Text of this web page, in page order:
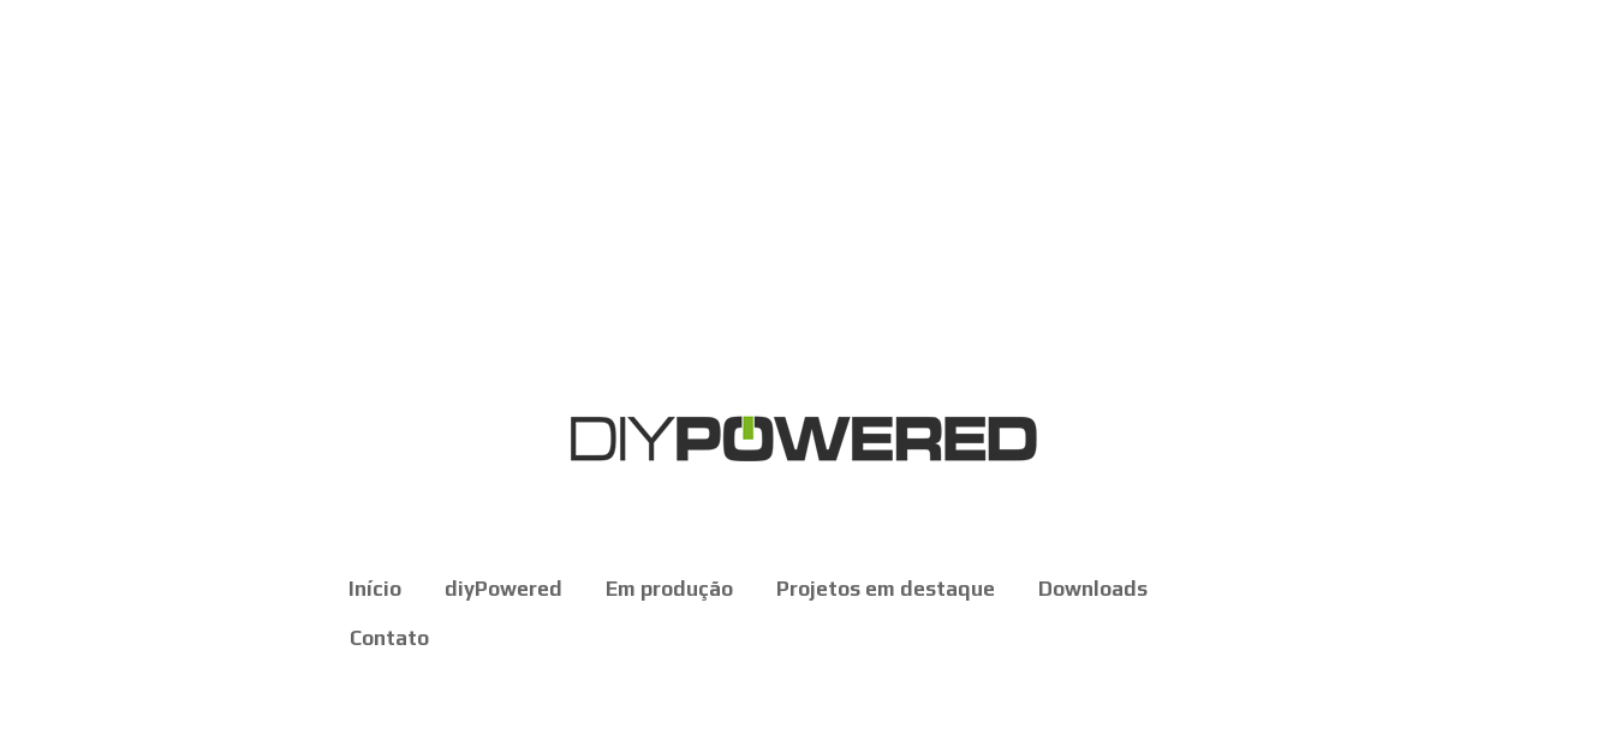
Início diyPowered Em produção Projetos em destaque Downloads
Contato